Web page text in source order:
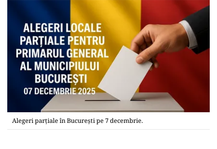
Alegeri parțiale în București pe 7 decembrie.